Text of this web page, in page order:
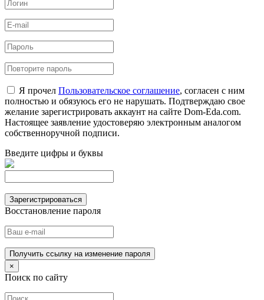
Я прочел Пользовательское соглашение, согласен с ним
полностью и обязуюсь его не нарушать. Подтверждаю свое
желание зарегистрировать аккаунт на сайте Dom-Eda.com.
Настоящее заявление удостоверяю электронным аналогом
собственноручной подписи.
Введите цифры и буквы
Зарегистрироваться
Восстановление пароля
Получить ссылку на изменение пароля
×
Поиск по сайту